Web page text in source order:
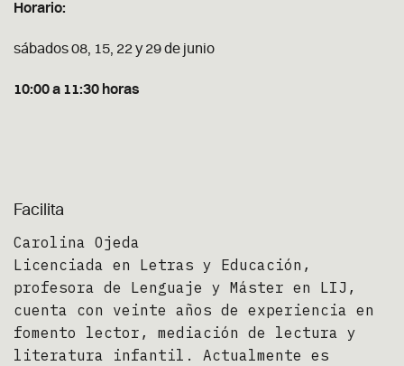
Horario:
sábados 08, 15, 22 y 29 de junio
10:00 a 11:30 horas
Facilita
Carolina Ojeda
Licenciada en Letras y Educación,
profesora de Lenguaje y Máster en LIJ,
cuenta con veinte años de experiencia en
fomento lector, mediación de lectura y
literatura infantil. Actualmente es